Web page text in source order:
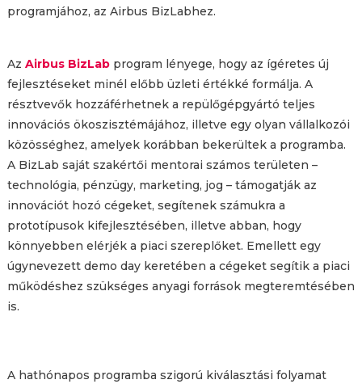
programjához, az Airbus BizLabhez.
Az Airbus BizLabprogram lényege, hogy az ígéretes új
fejlesztéseket minél előbb üzleti értékké formálja. A
résztvevők hozzáférhetnek a repülőgépgyártó teljes
innovációs ökoszisztémájához, illetve egy olyan vállalkozói
közösséghez, amelyek korábban bekerültek a programba.
A BizLab saját szakértői mentorai számos területen –
technológia, pénzügy, marketing, jog – támogatják az
innovációt hozó cégeket, segítenek számukra a
prototípusok kifejlesztésében, illetve abban, hogy
könnyebben elérjék a piaci szereplőket. Emellett egy
úgynevezett demo day keretében a cégeket segítik a piaci
működéshez szükséges anyagi források megteremtésében
is.
A hathónapos programba szigorú kiválasztási folyamat